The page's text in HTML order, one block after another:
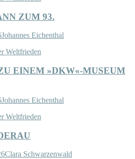
ZUM 93.
Johannes Eichenthal
EINEM »DKW«-MUSEUM
Johannes Eichenthal
Clara Schwarzenwald